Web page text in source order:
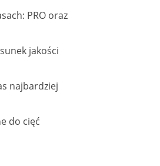
PRO oraz
jakości
najbardziej
do cięć